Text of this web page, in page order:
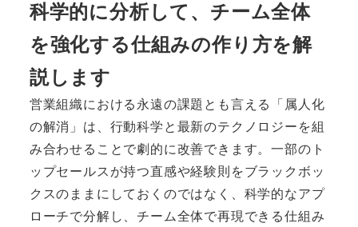
科学的に分析して、チーム全体
を強化する仕組みの作り方を解
説します
営業組織における永遠の課題とも言える「属人化
の解消」は、行動科学と最新のテクノロジーを組
み合わせることで劇的に改善できます。一部のト
ップセールスが持つ直感や経験則をブラックボッ
クスのままにしておくのではなく、科学的なアプ
ローチで分解し、チーム全体で再現できる仕組み